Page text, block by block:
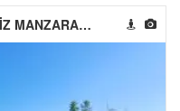
DOĞANBEY ATATÜRK MAH. DENİZ MANZARALI BAHÇELİ MÜSTAKİL YAŞAM FIRSATI